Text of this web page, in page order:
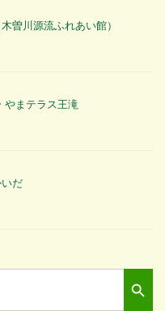
曽川源流ふれあい館）
やまテラス王滝
だ
Search Button